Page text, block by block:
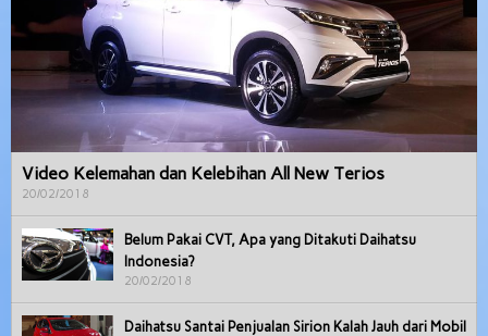
Video Kelemahan dan Kelebihan All New Terios
20/02/2018
Belum Pakai CVT, Apa yang Ditakuti Daihatsu
Indonesia?
20/02/2018
Daihatsu Santai Penjualan Sirion Kalah Jauh dari Mobil